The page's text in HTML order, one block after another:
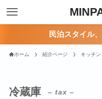
民泊スタイル
ホーム 紹介ページ キッチ
冷蔵庫 – tax –